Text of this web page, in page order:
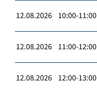
12.08.2026 10:00-11:00
12.08.2026 11:00-12:00
12.08.2026 12:00-13:00